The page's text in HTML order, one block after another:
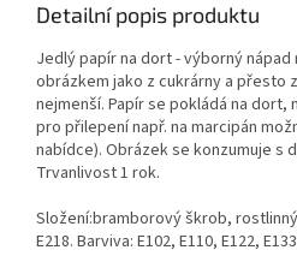
Detailní popis produktu
Jedlý papír na dort - výborný
obrázkem jako z cukrárny a přesto
nejmenší. Papír se pokládá na
pro přilepení např. na marcipán
nabídce). Obrázek se konzumuje s
Trvanlivost 1 rok.
Složení:bramborový škrob,
E218. Barviva: E102, E110, E122,